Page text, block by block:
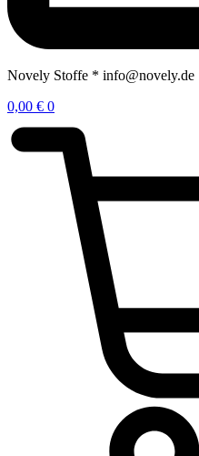
Novely Stoffe * info@novely.de
0,00 € 0